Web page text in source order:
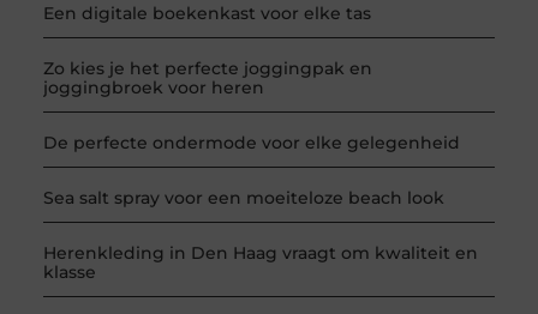
Een digitale boekenkast voor elke tas
Zo kies je het perfecte joggingpak en
joggingbroek voor heren
De perfecte ondermode voor elke gelegenheid
Sea salt spray voor een moeiteloze beach look
Herenkleding in Den Haag vraagt om kwaliteit en
klasse